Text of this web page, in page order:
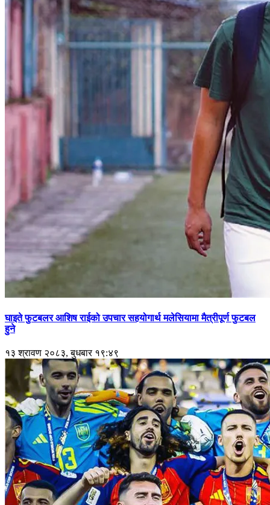
घाइते फुटबलर आशिष राईको उपचार सहयोगार्थ मलेसियामा मैत्रीपूर्ण फुटबल
हुने
१३ श्रावण २०८३, बुधबार १९:४९